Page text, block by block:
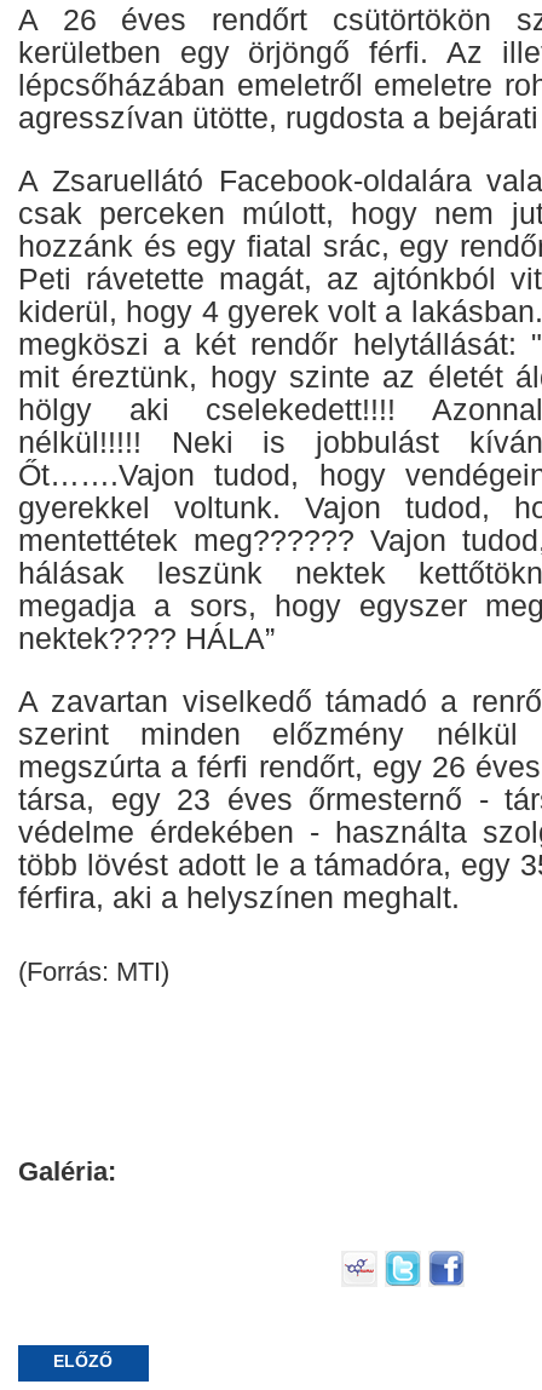
A 26 éves rendőrt csütörtökön
kerületben egy örjöngő férfi. Az
lépcsőházában emeletről emeletre
agresszívan ütötte, rugdosta a
A Zsaruellátó Facebook-oldalára
csak perceken múlott, hogy nem
hozzánk és egy fiatal srác, egy
Peti rávetette magát, az ajtónkból
kiderül, hogy 4 gyerek volt a
megköszi a két rendőr helytállását:
mit éreztünk, hogy szinte az életét
hölgy aki cselekedett!!!!
nélkül!!!!! Neki is jobbulást
Őt…….Vajon tudod, hogy
gyerekkel voltunk. Vajon tudod,
mentettétek meg?????? Vajon
hálásak leszünk nektek
megadja a sors, hogy egyszer
nektek???? HÁLA”
A zavartan viselkedő támadó a
szerint minden előzmény nélkül
megszúrta a férfi rendőrt, egy 26
társa, egy 23 éves őrmesternő -
védelme érdekében - használta
több lövést adott le a támadóra, egy
férfira, aki a helyszínen meghalt.
(Forrás: MTI)
Galéria:
ELŐZŐ